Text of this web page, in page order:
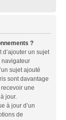
?
un sujet
navigateur
sujet ajouté
sont davantage
une
jour.
à jour d’un
de